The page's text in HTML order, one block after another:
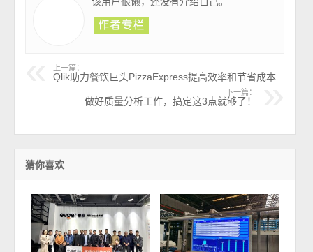
上一篇：
Qlik助力餐饮巨头PizzaExpress提高效率和节省成本
下一篇：
做好质量分析工作，搞定这3点就够了！
猜你喜欢